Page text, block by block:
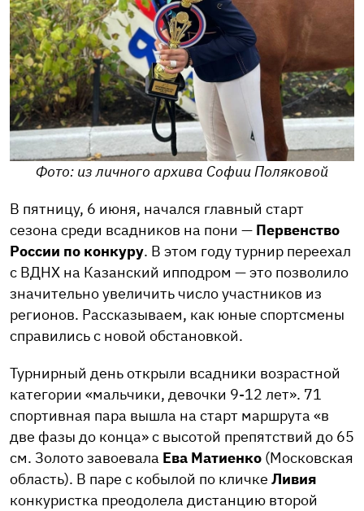
Фото: из личного архива Софии Поляковой
В пятницу, 6 июня, начался главный старт
сезона среди всадников на пони — Первенство
России по конкуру. В этом году турнир переехал
с ВДНХ на Казанский ипподром — это позволило
значительно увеличить число участников из
регионов. Рассказываем, как юные спортсмены
справились с новой обстановкой.
Турнирный день открыли всадники возрастной
категории «мальчики, девочки 9-12 лет». 71
спортивная пара вышла на старт маршрута «в
две фазы до конца» с высотой препятствий до 65
см. Золото завоевала Ева Матиенко (Московская
область). В паре с кобылой по кличке Ливия
конкуристка преодолела дистанцию второй